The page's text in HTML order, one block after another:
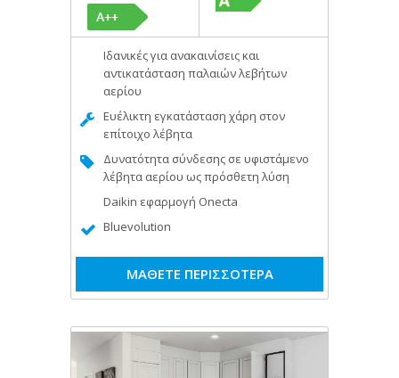
Ιδανικές για ανακαινίσεις και
αντικατάσταση παλαιών λεβήτων
αερίου
Ευέλικτη εγκατάσταση χάρη στον
επίτοιχο λέβητα
Δυνατότητα σύνδεσης σε υφιστάμενο
λέβητα αερίου ως πρόσθετη λύση
Daikin εφαρμογή Onecta
Bluevolution
ΜΑΘΕΤΕ ΠΕΡΙΣΣΟΤΕΡΑ